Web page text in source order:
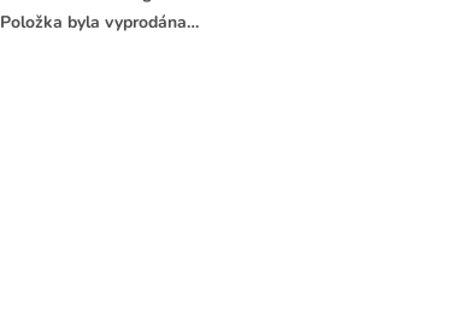
Položka byla vyprodána…